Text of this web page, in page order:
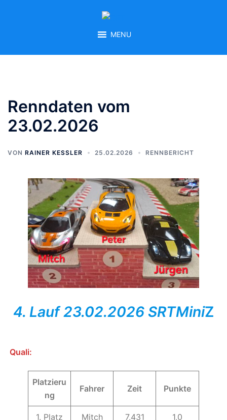
MENU
Renndaten vom
23.02.2026
VON RAINER KESSLER 25.02.2026 RENNBERICHT
4. Lauf 23.02.2026 SRTMiniZ
Quali:
Platzieru
ng
Fahrer Zeit Punkte
1. Platz Mitch 7,431 1,0